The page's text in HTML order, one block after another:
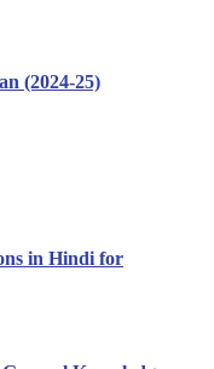
(2024-25)
in Hindi for